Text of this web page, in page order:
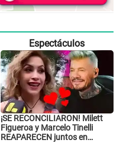
Espectáculos
¡SE RECONCILIARON! Milett
Figueroa y Marcelo Tinelli
REAPARECEN juntos en